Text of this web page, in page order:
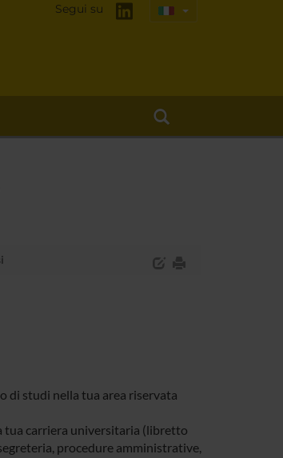
Segui su
di studi nella tua area riservata
tua carriera universitaria (libretto
procedure amministrative,